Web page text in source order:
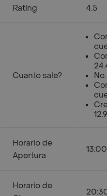
Rating 4.5
Cuanto sale?
Horario de
Apertura
Horario de